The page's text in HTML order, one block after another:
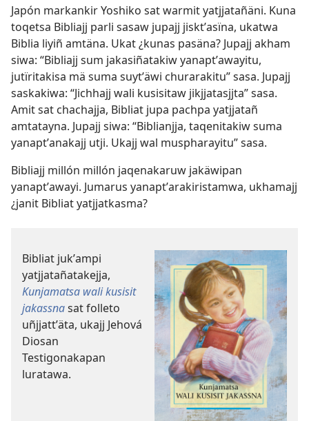
Japón markankir Yoshiko sat warmit yatjjatañäni. Kuna
toqetsa Bibliajj parli sasaw jupajj jisktʼasïna, ukatwa
Biblia liyiñ amtäna. Ukat ¿kunas pasäna? Jupajj akham
siwa: “Bibliajj sum jakasiñatakiw yanaptʼawayitu,
jutïritakisa mä suma suytʼäwi churarakitu” sasa. Jupajj
saskakiwa: “Jichhajj wali kusisitaw jikjjatasjjta” sasa.
Amit sat chachajja, Bibliat jupa pachpa yatjjatañ
amtatayna. Jupajj siwa: “Biblianjja, taqenitakiw suma
yanaptʼanakajj utji. Ukajj wal muspharayitu” sasa.
Bibliajj millón millón jaqenakaruw jakäwipan
yanaptʼawayi. Jumarus yanaptʼarakiristamwa, ukhamajj
¿janit Bibliat yatjjatkasma?
Bibliat jukʼampi
yatjjatañatakejja,
Kunjamatsa wali kusisit
jakassnasat folleto
uñjjattʼäta, ukajj Jehová
Diosan
Testigonakapan
luratawa.